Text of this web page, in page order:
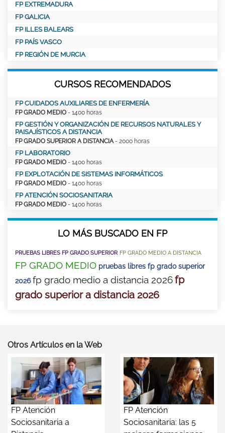
FP EXTREMADURA
FP GALICIA
FP ILLES BALEARS
FP PAÍS VASCO
FP REGIÓN DE MURCIA
CURSOS RECOMENDADOS
FP CUIDADOS AUXILIARES DE ENFERMERÍA
FP GRADO MEDIO - 1400 horas
FP GESTIÓN Y ORGANIZACIÓN DE RECURSOS NATURALES Y
PAISAJÍSTICOS A DISTANCIA
FP GRADO SUPERIOR A DISTANCIA- 2000 horas
FP LABORATORIO
FP GRADO MEDIO - 1400 horas
FP EXPLOTACIÓN DE SISTEMAS INFORMÁTICOS
FP GRADO MEDIO - 1400 horas
FP ATENCIÓN SOCIOSANITARIA
FP GRADO MEDIO - 1400 horas
LO MÁS BUSCADO EN FP
PRUEBAS LIBRES FP GRADO SUPERIOR FP GRADO MEDIO A DISTANCIA
FP GRADO MEDIO pruebas libres fp grado superior
2026 fp grado medio a distancia 2026fp
grado superior a distancia 2026
Otros Artículos en la Web
FP Atención
Sociosanitaria a
FP Atención
Sociosanitaria: las 5